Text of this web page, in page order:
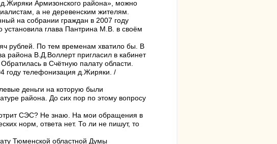
Армизонского района», можно
а не деревенским жителям.
на собрании граждан в 2007 году
установила глава Пантрина М.В. в своём
рублей. По тем временам хватило бы. В
района В.Д.Воллерт пригласил в кабинет
в Счётную палату области.
году телефонизация д.Жиряки. /
деньги на которую были
района. До сих пор по этому вопросу
СЭС? Не знаю. На мои обращения в
норм, ответа нет. То ли не пишут, то
Тюменской областной Думы